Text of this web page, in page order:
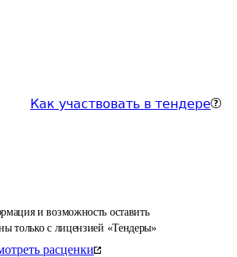
Как участвовать в тендере
и возможность оставить
только с лицензией «Тендеры»
расценки